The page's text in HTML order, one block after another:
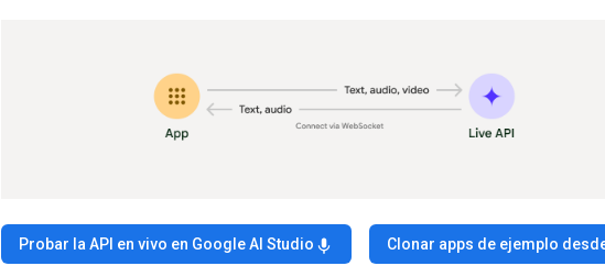
Probar la API en vivo en Google AI Studio mic Clonar apps de ejemplo